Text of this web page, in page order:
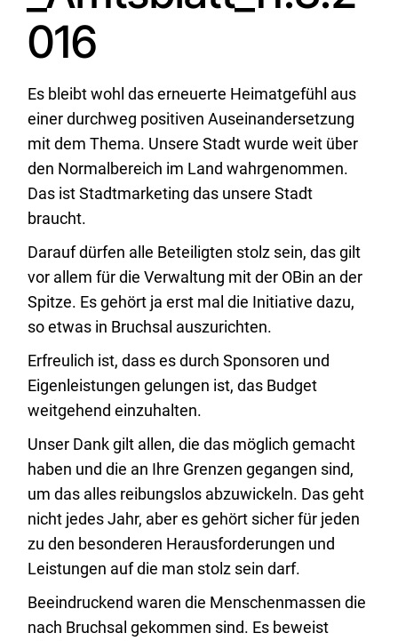
016
Es bleibt wohl das erneuerte Heimatgefühl aus
einer durchweg positiven Auseinandersetzung
mit dem Thema. Unsere Stadt wurde weit über
den Normalbereich im Land wahrgenommen.
Das ist Stadtmarketing das unsere Stadt
braucht.
Darauf dürfen alle Beteiligten stolz sein, das gilt
vor allem für die Verwaltung mit der OBin an der
Spitze. Es gehört ja erst mal die Initiative dazu,
so etwas in Bruchsal auszurichten.
Erfreulich ist, dass es durch Sponsoren und
Eigenleistungen gelungen ist, das Budget
weitgehend einzuhalten.
Unser Dank gilt allen, die das möglich gemacht
haben und die an Ihre Grenzen gegangen sind,
um das alles reibungslos abzuwickeln. Das geht
nicht jedes Jahr, aber es gehört sicher für jeden
zu den besonderen Herausforderungen und
Leistungen auf die man stolz sein darf.
Beeindruckend waren die Menschenmassen die
nach Bruchsal gekommen sind. Es beweist